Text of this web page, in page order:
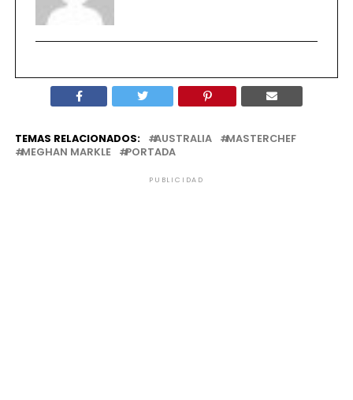
TEMAS RELACIONADOS: AUSTRALIA
MASTERCHEF
MEGHAN MARKLE
PORTADA
PUBLICIDAD